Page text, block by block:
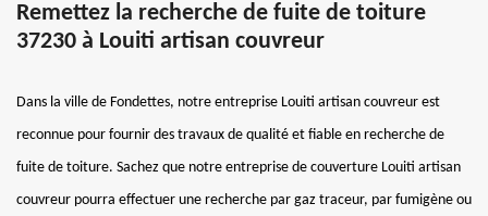
Remettez la recherche de fuite de toiture
37230 à Louiti artisan couvreur
Dans la ville de Fondettes, notre entreprise Louiti artisan couvreur est
reconnue pour fournir des travaux de qualité et fiable en recherche de
fuite de toiture. Sachez que notre entreprise de couverture Louiti artisan
couvreur pourra effectuer une recherche par gaz traceur, par fumigène ou